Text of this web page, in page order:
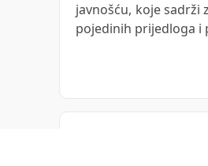
javnošću, koje sadrži
pojedinih prijedloga i